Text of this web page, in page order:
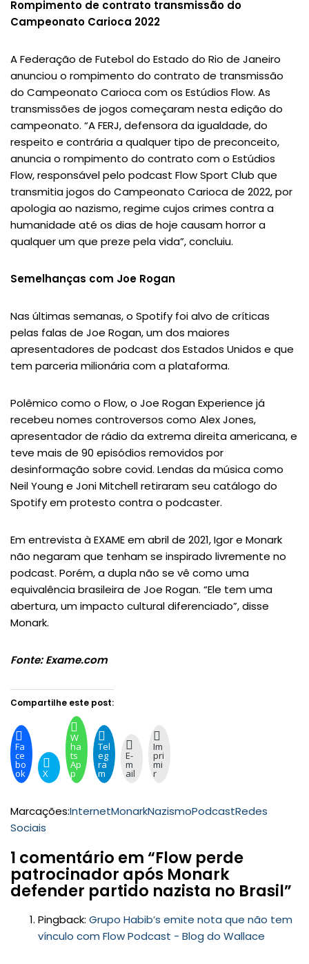
Rompimento de contrato transmissão do
Campeonato Carioca 2022
A Federação de Futebol do Estado do Rio de Janeiro
anunciou o rompimento do contrato de transmissão
do Campeonato Carioca com os Estúdios Flow. As
transmissões de jogos começaram nesta edição do
campeonato. “A FERJ, defensora da igualdade, do
respeito e contrária a qualquer tipo de preconceito,
anuncia o rompimento do contrato com o Estúdios
Flow, responsável pelo podcast Flow Sport Club que
transmitia jogos do Campeonato Carioca de 2022, por
apologia ao nazismo, regime cujos crimes contra a
humanidade até os dias de hoje causam horror a
qualquer um que preze pela vida”, concluiu.
Semelhanças com Joe Rogan
Nas últimas semanas, o Spotify foi alvo de críticas
pelas falas de Joe Rogan, um dos maiores
apresentadores de podcast dos Estados Unidos e que
tem parceria milionária com a plataforma.
Polêmico como o Flow, o Joe Rogan Experience já
recebeu nomes controversos como Alex Jones,
apresentador de rádio da extrema direita americana, e
teve mais de 90 episódios removidos por
desinformação sobre covid. Lendas da música como
Neil Young e Joni Mitchell retiraram seu catálogo do
Spotify em protesto contra o podcaster.
Em entrevista à EXAME em abril de 2021, Igor e Monark
não negaram que tenham se inspirado livremente no
podcast. Porém, a dupla não se vê como uma
equivalência brasileira de Joe Rogan. “Ele tem uma
abertura, um impacto cultural diferenciado”, disse
Monark.
Fonte: Exame.com
Compartilhe este post:
Fa
ce
bo
ok X
W
ha
ts
Ap
p
Tel
eg
ra
m
E-
m
ail
Im
pri
mi
r
Marcações:InternetMonarkNazismoPodcastRedes
Sociais
1 comentário em “Flow perde
patrocinador após Monark
defender partido nazista no Brasil”
Pingback: Grupo Habib’s emite nota que não tem
vínculo com Flow Podcast - Blog do Wallace